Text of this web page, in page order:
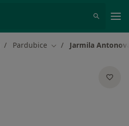
Pardubice Změna města
Jarmila